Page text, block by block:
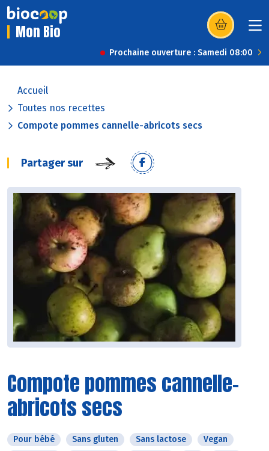
Mon Bio (s’ouvre dans
Prochaine ouverture : Samedi 08:00
Accueil
Toutes nos recettes
Compote pommes cannelle-abricots secs
Partager sur
Compote pommes cannelle-
abricots secs
Pour bébé Sans gluten Sans lactose
Vegan